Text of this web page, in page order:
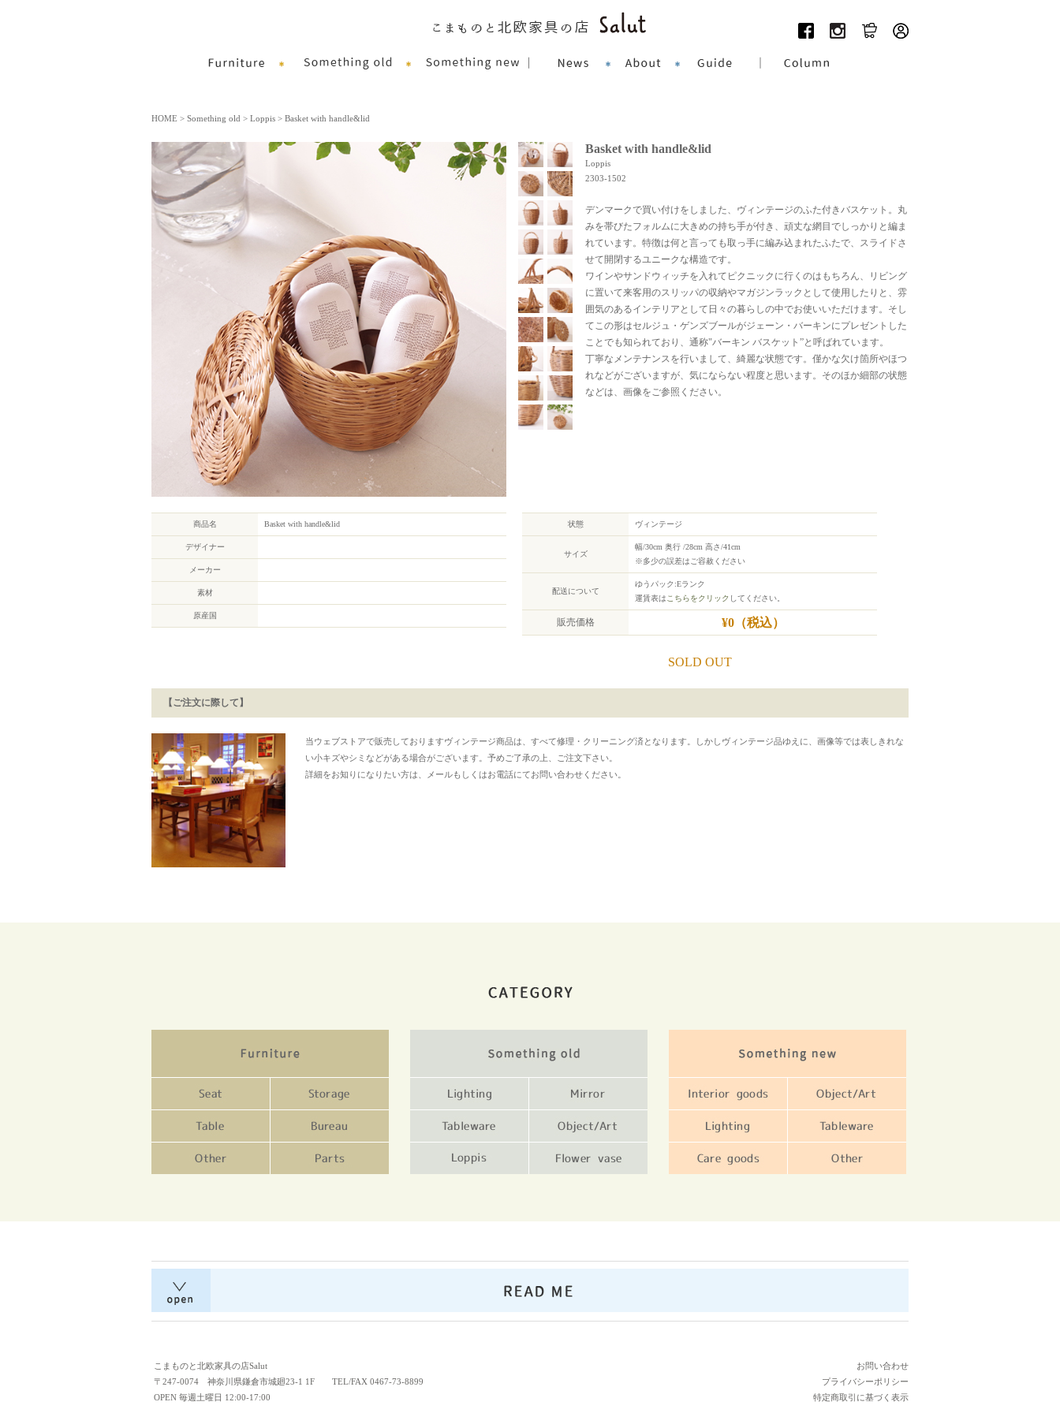
HOME > Something old > Loppis > Basket with handle&lid
Basket with handle&lid
Loppis
2303-1502
デンマークで買い付けをしました、ヴィンテージのふた付きバスケット。丸
みを帯びたフォルムに大きめの持ち手が付き、頑丈な網目でしっかりと編ま
れています。特徴は何と言っても取っ手に編み込まれたふたで、スライドさ
せて開閉するユニークな構造です。
ワインやサンドウィッチを入れてピクニックに行くのはもちろん、リビング
に置いて来客用のスリッパの収納やマガジンラックとして使用したりと、雰
囲気のあるインテリアとして日々の暮らしの中でお使いいただけます。そし
てこの形はセルジュ・ゲンズブールがジェーン・バーキンにプレゼントした
ことでも知られており、通称"バーキン バスケット”と呼ばれています。
丁寧なメンテナンスを行いまして、綺麗な状態です。僅かな欠け箇所やほつ
れなどがございますが、気にならない程度と思います。そのほか細部の状態
などは、画像をご参照ください。
商品名 Basket with handle&lid
デザイナー
メーカー
素材
原産国
状態 ヴィンテージ
サイズ
幅/30cm 奥行 /28cm 高さ/41cm
※多少の誤差はご容赦ください
配送について
ゆうパック:Eランク
運賃表は こちらをクリック してください。
販売価格 ¥0（税込）
SOLD OUT
【ご注文に際して】
当ウェブストアで販売しておりますヴィンテージ商品は、すべて修理・クリーニング済となります。しかしヴィンテージ品ゆえに、画像等では表しきれな
い小キズやシミなどがある場合がございます。予めご了承の上、ご注文下さい。
詳細をお知りになりたい方は、メールもしくはお電話にてお問い合わせください。
こまものと北欧家具の店Salut
〒247-0074 神奈川県鎌倉市城廻23-1 1F TEL/FAX 0467-73-8899
OPEN 毎週土曜日 12:00-17:00
お問い合わせ
プライバシーポリシー
特定商取引に基づく表示